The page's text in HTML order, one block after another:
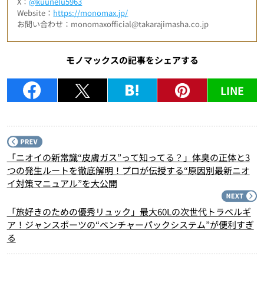
Website： https://monomax.jp/
お問い合わせ：monomaxofficial@takarajimasha.co.jp
モノマックスの記事をシェアする
LINE
「ニオイの新常識“皮膚ガス”って知ってる？」体臭の正体と3
つの発生ルートを徹底解明！プロが伝授する“原因別最新ニオ
イ対策マニュアル”を大公開
「旅好きのための優秀リュック」最大60Lの次世代トラベルギ
ア！ジャンスポーツの“ベンチャーパックシステム”が便利すぎ
る